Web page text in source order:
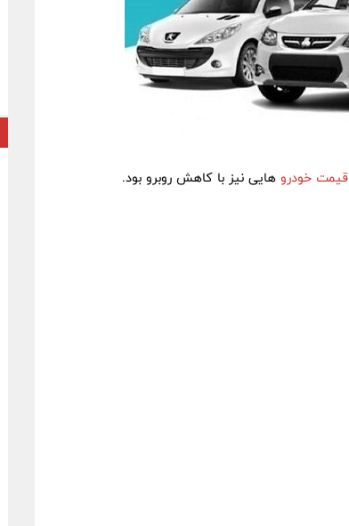
قیمت خودرو هایی نیز با کاهش روبرو بود.